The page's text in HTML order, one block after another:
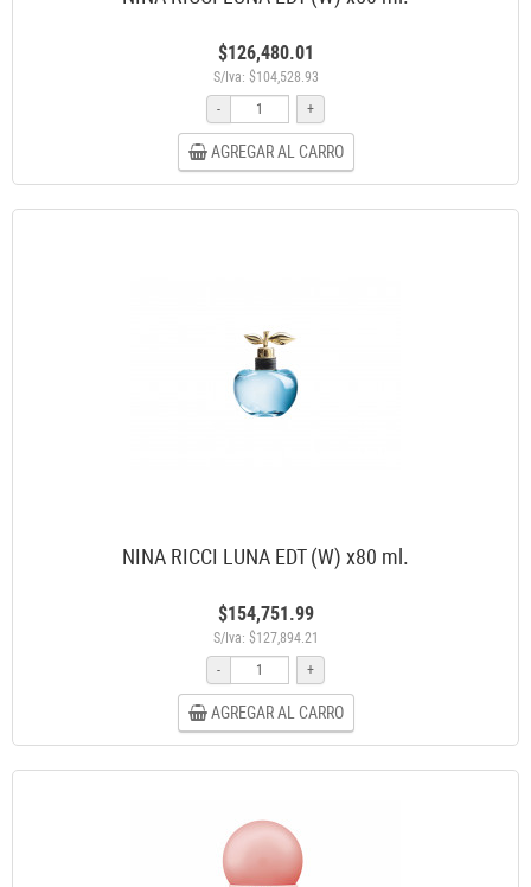
$126,480.01
S/Iva: $104,528.93
-
+
AGREGAR AL CARRO
NINA RICCI LUNA EDT (W) x80 ml.
$154,751.99
S/Iva: $127,894.21
-
+
AGREGAR AL CARRO